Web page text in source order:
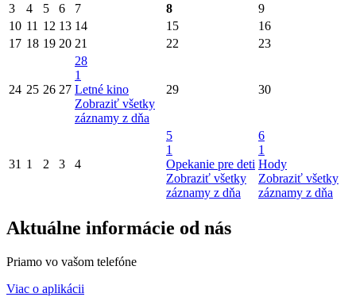
3
4 5 6 7 8
9
10 11 12 13 14 15
16
17 18 19 20 21 22 23
24 25 26 27
28
1
Letné kino
Zobraziť všetky
záznamy z dňa
29 30
31 1 2 3 4
5
1
Opekanie pre deti
Zobraziť všetky
záznamy z dňa
6
1
Hody
Zobraziť všetky
záznamy z dňa
Aktuálne informácie od nás
Priamo vo vašom telefóne
Viac o aplikácii